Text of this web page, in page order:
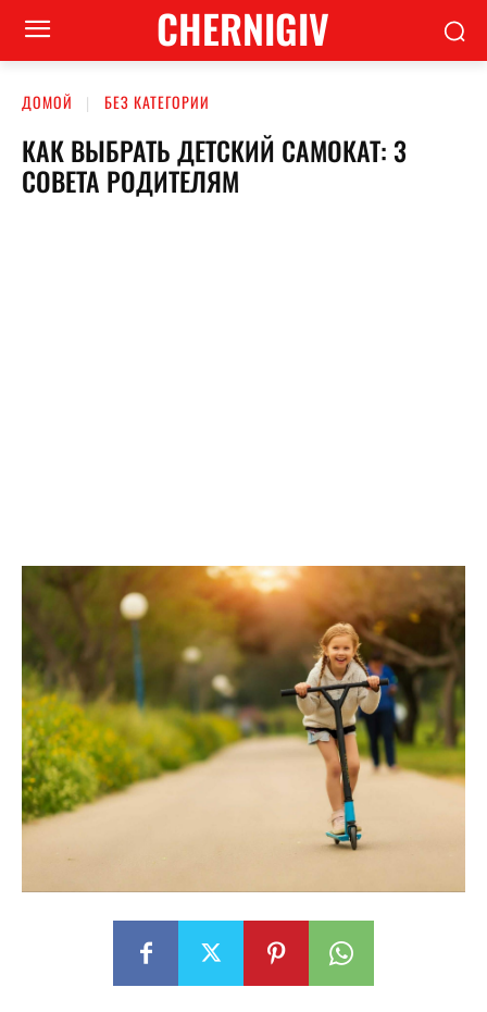
CHERNIGIV
ДОМОЙ БЕЗ КАТЕГОРИИ
КАК ВЫБРАТЬ ДЕТСКИЙ САМОКАТ: 3
СОВЕТА РОДИТЕЛЯМ